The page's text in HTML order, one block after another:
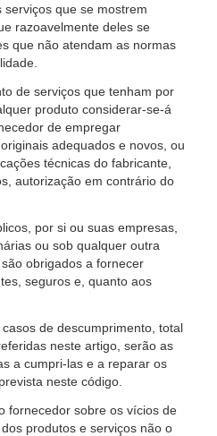
serviços que se mostrem
razoavelmente deles se
que não atendam as normas
de serviços que tenham por
produto considerar-se-á
de empregar
adequados e novos, ou
técnicas do fabricante,
autorização em contrário do
por si ou suas empresas,
ou sob qualquer outra
obrigados a fornecer
seguros e, quanto aos
casos de descumprimento, total
neste artigo, serão as
a cumpri-las e a reparar os
neste código.
fornecedor sobre os vícios de
produtos e serviços não o